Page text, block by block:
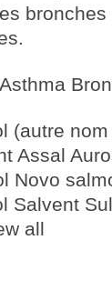
(autre
Assal
Novo
Salvent
all